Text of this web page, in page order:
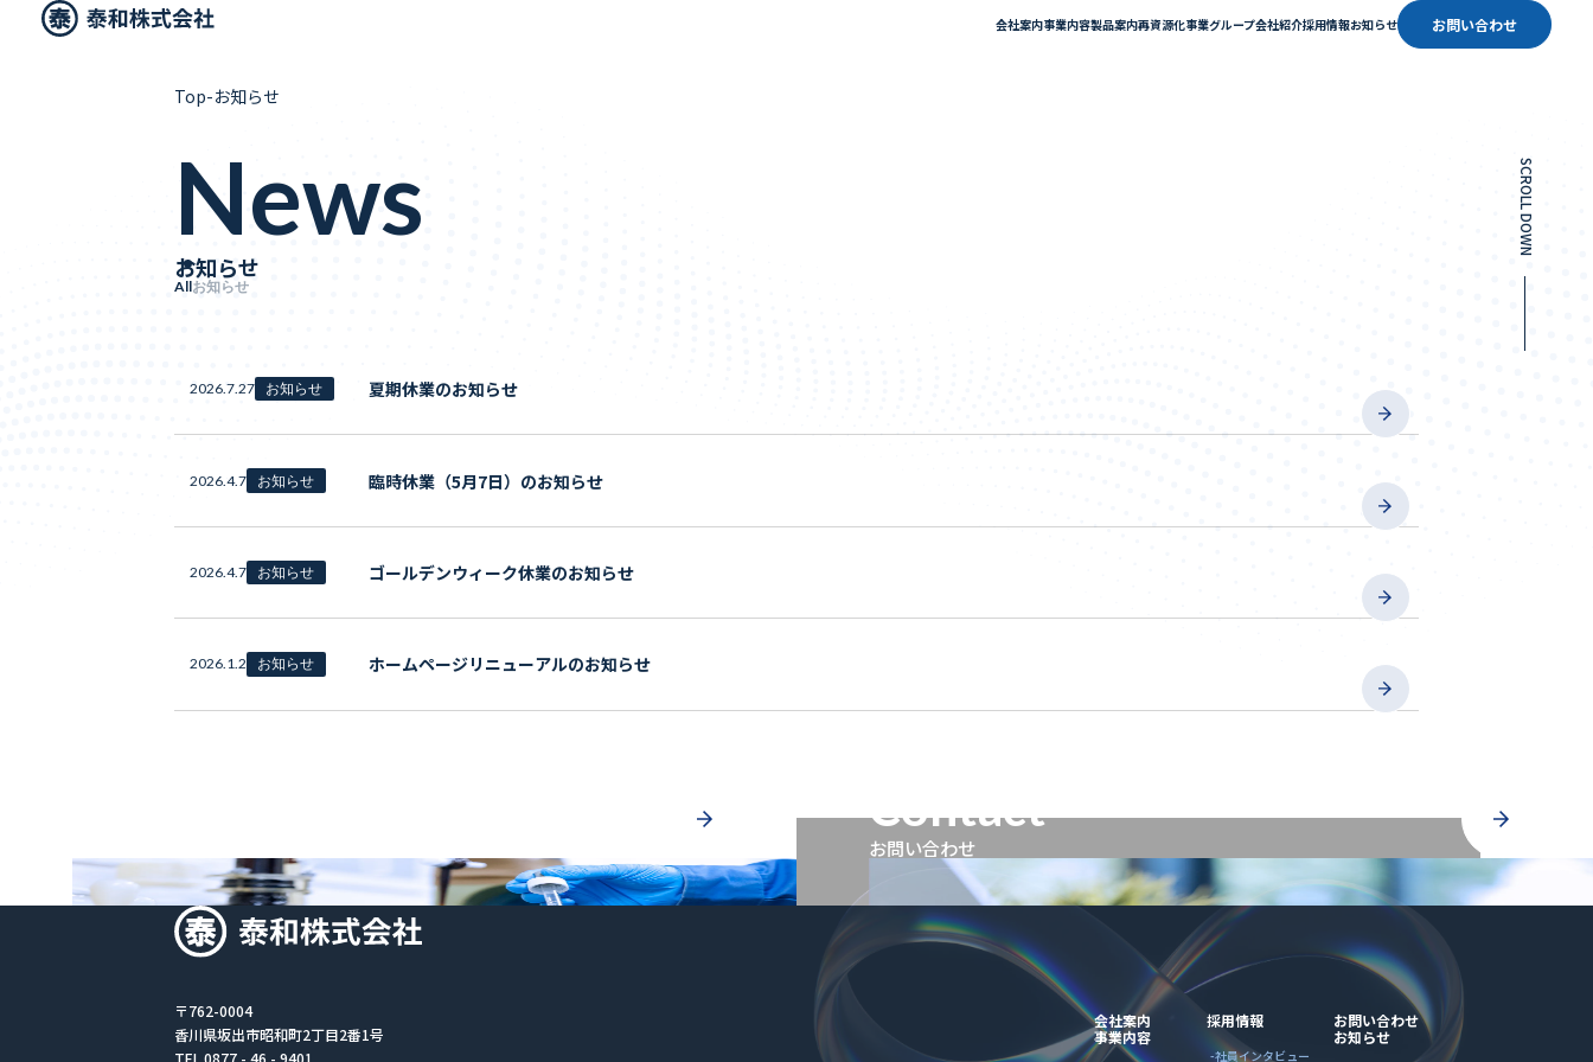
会社案内事業内容製品案内再資源化事業グループ会社紹介採用情報お知らせ お問い合わせ
Top-お知らせ
News
お知らせ
SCROLL DOWN
Allお知らせ
2026.7.27 お知らせ 夏期休業のお知らせ
2026.4.7 お知らせ 臨時休業（5月7日）のお知らせ
2026.4.7 お知らせ ゴールデンウィーク休業のお知らせ
2026.1.2 お知らせ ホームページリニューアルのお知らせ
Contact
お問い合わせ
〒762-0004
香川県坂出市昭和町2丁目2番1号
TEL 0877 - 46 - 9401
会社案内
事業内容
採用情報
社員インタビュー
お問い合わせ
お知らせ